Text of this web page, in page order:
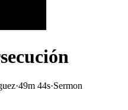
·49m 44s·Sermon